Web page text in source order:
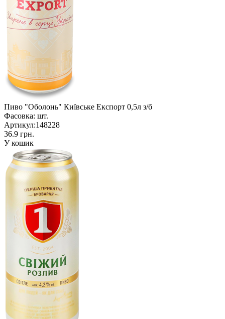
Пиво "Оболонь" Київське Експорт 0,5л з/б
Фасовка: шт.
Артикул:148228
36.9 грн.
У кошик